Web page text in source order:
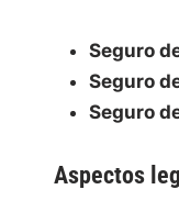
Seguro
Seguro
Seguro
Aspectos